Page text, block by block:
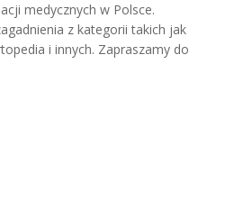
medycznych w Polsce.
z kategorii takich jak
i innych. Zapraszamy do